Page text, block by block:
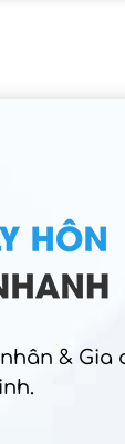
& Gia